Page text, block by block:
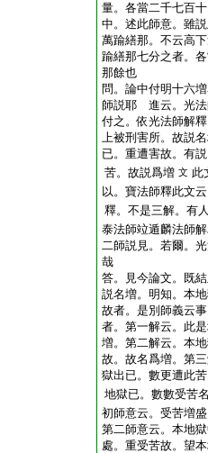
量。各當二千七百
中。述此師意。雖
萬踰繕那。不云高
踰繕那七分之者。
那餘也
問。論中付明十六
師説耶 進云。光法
付之。依光法師解
上被刑害所。故説
已。重遭害故。有
苦。故説爲増 文 此
以。寶法師釋此文
釋。不是三解。有
泰法師竝遁麟法師
二師説見。若爾。
哉
答。見今論文。既
説名増。明知。本
故者。是別師義云
者。第一解云。此
増。第二解云。本
故。故名爲増。第
獄出已。數更遭此
地獄已。數數受苦
初師意云。受苦増
第二師意云。本地
處。重受苦故。望